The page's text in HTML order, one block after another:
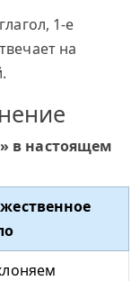
1-е
на
в настоящем